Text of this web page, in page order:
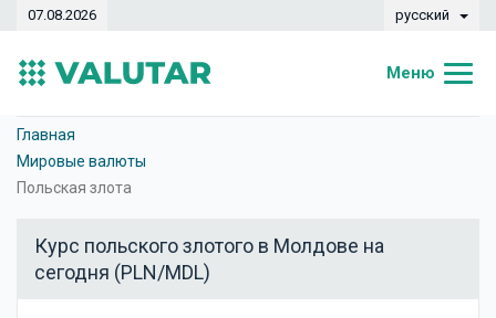
07.08.2026 русский
Меню
Главная
Мировые валюты
Польская злота
Курс польского злотого в Молдове на
сегодня (PLN/MDL)